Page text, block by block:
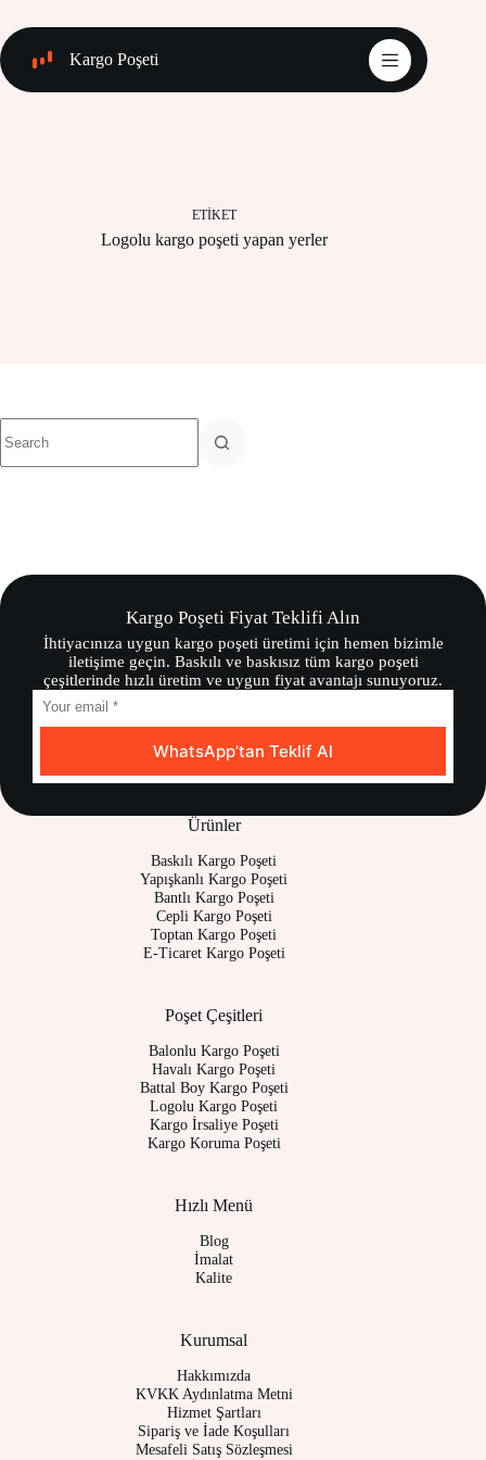
content
Kargo Poşeti
ETIKET
Logolu kargo poşeti yapan yerler
results
Kargo Poşeti Fiyat Teklifi Alın
İhtiyacınıza uygun kargo poşeti üretimi için hemen bizimle
iletişime geçin. Baskılı ve baskısız tüm kargo poşeti
çeşitlerinde hızlı üretim ve uygun fiyat avantajı sunuyoruz.
WhatsApp’tan Teklif Al
Ürünler
Baskılı Kargo Poşeti
Yapışkanlı Kargo Poşeti
Bantlı Kargo Poşeti
Cepli Kargo Poşeti
Toptan Kargo Poşeti
E-Ticaret Kargo Poşeti
Poşet Çeşitleri
Balonlu Kargo Poşeti
Havalı Kargo Poşeti
Battal Boy Kargo Poşeti
Logolu Kargo Poşeti
Kargo İrsaliye Poşeti
Kargo Koruma Poşeti
Hızlı Menü
Blog
İmalat
Kalite
Kurumsal
Hakkımızda
KVKK Aydınlatma Metni
Hizmet Şartları
Sipariş ve İade Koşulları
Mesafeli Satış Sözleşmesi